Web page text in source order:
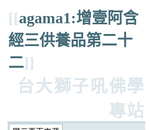
[[agama1:增壹阿含
經三供養品第二十
二]]
台大獅子吼佛學
專站